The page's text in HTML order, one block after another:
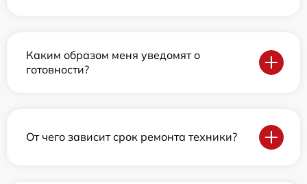
Каким образом меня уведомят о
готовности?
От чего зависит срок ремонта техники?